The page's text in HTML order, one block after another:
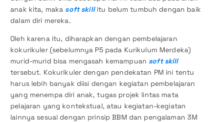
anak kita, maka soft skillitu belum tumbuh dengan baik
dalam diri mereka.
Oleh karena itu, diharapkan dengan pembelajaran
kokurikuler (sebelumnya P5 pada Kurikulum Merdeka)
murid-murid bisa mengasah kemampuan soft skill
tersebut. Kokurikuler dengan pendekatan PM ini tentu
harus lebih banyak diisi dengan kegiatan pembelajaran
yang menempa diri anak, tugas projek lintas mata
pelajaran yang kontekstual, atau kegiatan-kegiatan
lainnya sesuai dengan prinsip BBM dan pengalaman 3M